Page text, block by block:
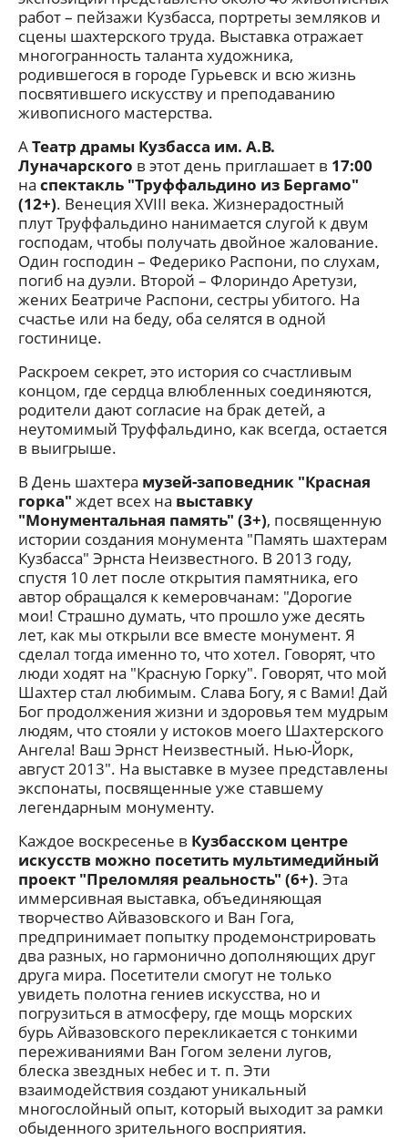
работ – пейзажи Кузбасса, портреты земляков и
сцены шахтерского труда. Выставка отражает
многогранность таланта художника,
родившегося в городе Гурьевск и всю жизнь
посвятившего искусству и преподаванию
живописного мастерства.
АТеатр драмы Кузбасса им. А.В.
Луначарского в этот день приглашает в 17:00
на спектакль "Труффальдино из Бергамо"
(12+). Венеция XVIII века. Жизнерадостный
плут Труффальдино нанимается слугой к двум
господам, чтобы получать двойное жалование.
Один господин – Федерико Распони, по слухам,
погиб на дуэли. Второй – Флориндо Аретузи,
жених Беатриче Распони, сестры убитого. На
счастье или на беду, оба селятся в одной
гостинице.
Раскроем секрет, это история со счастливым
концом, где сердца влюбленных соединяются,
родители дают согласие на брак детей, а
неутомимый Труффальдино, как всегда, остается
в выигрыше.
В День шахтера музей-заповедник "Красная
горка" ждет всех на выставку
"Монументальная память" (3+), посвященную
истории создания монумента "Память шахтерам
Кузбасса" Эрнста Неизвестного. В 2013 году,
спустя 10 лет после открытия памятника, его
автор обращался к кемеровчанам: "Дорогие
мои! Страшно думать, что прошло уже десять
лет, как мы открыли все вместе монумент. Я
сделал тогда именно то, что хотел. Говорят, что
люди ходят на "Красную Горку". Говорят, что мой
Шахтер стал любимым. Слава Богу, я с Вами! Дай
Бог продолжения жизни и здоровья тем мудрым
людям, что стояли у истоков моего Шахтерского
Ангела! Ваш Эрнст Неизвестный. Нью-Йорк,
август 2013". На выставке в музее представлены
экспонаты, посвященные уже ставшему
легендарным монументу.
Каждое воскресенье в Кузбасском центре
искусств можно посетить мультимедийный
проект "Преломляя реальность" (6+). Эта
иммерсивная выставка, объединяющая
творчество Айвазовского и Ван Гога,
предпринимает попытку продемонстрировать
два разных, но гармонично дополняющих друг
друга мира. Посетители смогут не только
увидеть полотна гениев искусства, но и
погрузиться в атмосферу, где мощь морских
бурь Айвазовского перекликается с тонкими
переживаниями Ван Гогом зелени лугов,
блеска звездных небес и т. п. Эти
взаимодействия создают уникальный
многослойный опыт, который выходит за рамки
обыденного зрительного восприятия.